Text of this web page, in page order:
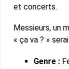
et concerts.
Messieurs, un
« ça va ? »
Genre :